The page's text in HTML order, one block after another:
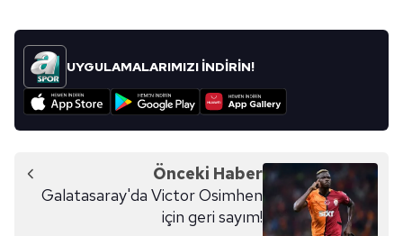
UYGULAMALARIMIZI İNDİRİN!
Önceki Haber
Galatasaray'da Victor Osimhen
için geri sayım!